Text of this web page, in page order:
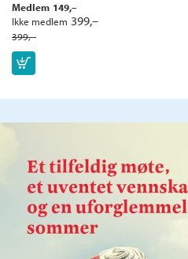
Medlem 149,–
Ikke medlem 399,–
399,–
Kjøp